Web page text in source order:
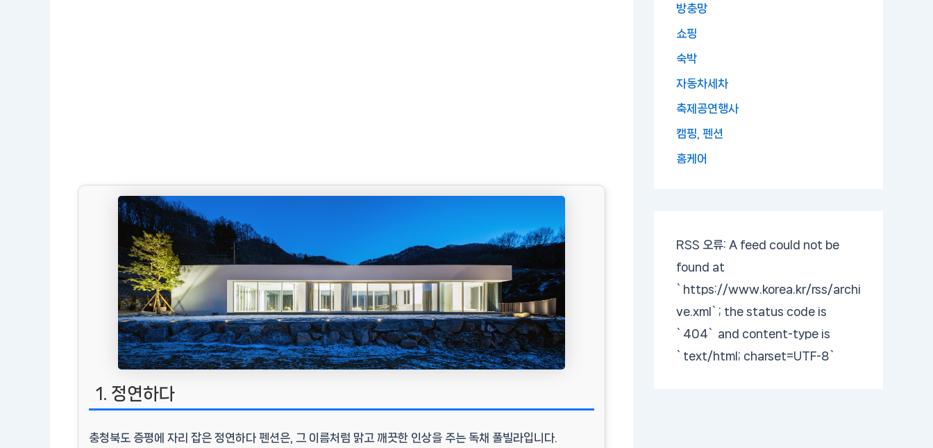
1. 정연하다
충청북도 증평에 자리 잡은 정연하다 펜션은, 그 이름처럼 맑고 깨끗한 인상을 주는 독채 풀빌라입니다.
방충망
쇼핑
숙박
자동차세차
축제공연행사
캠핑, 펜션
홈케어
RSS 오류: A feed could not be
found at
`https://www.korea.kr/rss/archi
ve.xml`; the status code is
`404` and content-type is
`text/html; charset=UTF-8`